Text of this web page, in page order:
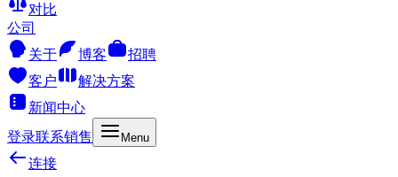
对比
公司
关于
博客
招聘
客户
解决方案
新闻中心
登录联系销售 Menu
连接